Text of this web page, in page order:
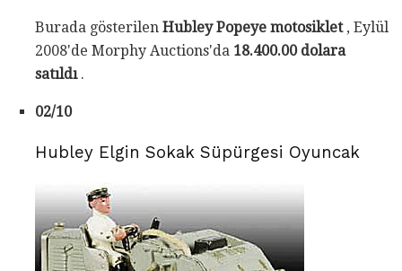
Burada gösterilen Hubley Popeye motosiklet, Eylül
2008'de Morphy Auctions'da 18.400.00 dolara
satıldı.
02/10
Hubley Elgin Sokak Süpürgesi Oyuncak